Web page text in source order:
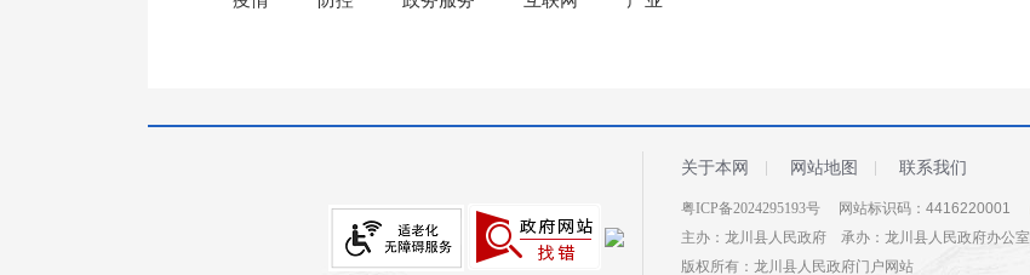
关于本网 网站地图 联系我们
粤ICP备2024295193号 网站标识码：4416220001
主办：龙川县人民政府 承办：龙川县人民政府办公室
版权所有：龙川县人民政府门户网站